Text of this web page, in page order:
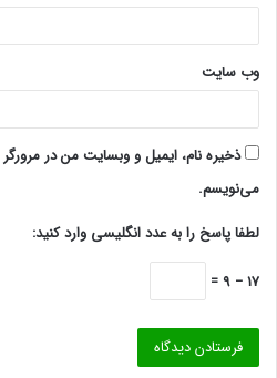
وب‌ سایت
ذخیره نام، ایمیل و وبسایت من در
می‌نویسم.
لطفا پاسخ را به عدد انگلیسی وارد کنید:
17 − 9 =